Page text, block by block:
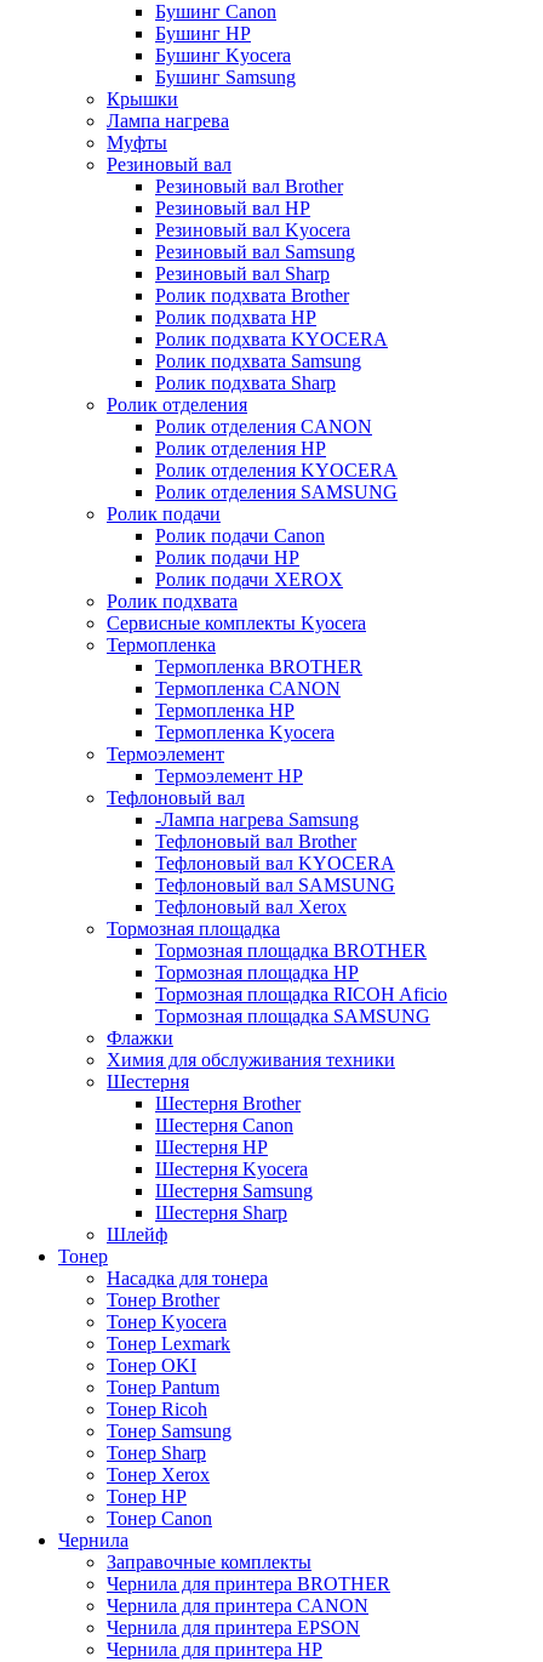
Бушинг Canon
Бушинг HP
Бушинг Kyocera
Бушинг Samsung
Крышки
Лампа нагрева
Муфты
Резиновый вал
Резиновый вал Brother
Резиновый вал HP
Резиновый вал Kyocera
Резиновый вал Samsung
Резиновый вал Sharp
Ролик подхвата Brother
Ролик подхвата HP
Ролик подхвата KYOCERA
Ролик подхвата Samsung
Ролик подхвата Sharp
Ролик отделения
Ролик отделения CANON
Ролик отделения HP
Ролик отделения KYOCERA
Ролик отделения SAMSUNG
Ролик подачи
Ролик подачи Canon
Ролик подачи HP
Ролик подачи XEROX
Ролик подхвата
Сервисные комплекты Kyocera
Термопленка
Термопленка BROTHER
Термопленка CANON
Термопленка HP
Термопленка Kyocera
Термоэлемент
Термоэлемент НР
Тефлоновый вал
-Лампа нагрева Samsung
Тефлоновый вал Brother
Тефлоновый вал KYOCERA
Тефлоновый вал SAMSUNG
Тефлоновый вал Xerox
Тормозная площадка
Тормозная площадка BROTHER
Тормозная площадка HP
Тормозная площадка RICOH Aficio
Тормозная площадка SAMSUNG
Флажки
Химия для обслуживания техники
Шестерня
Шестерня Brother
Шестерня Canon
Шестерня HP
Шестерня Kyocera
Шестерня Samsung
Шестерня Sharp
Шлейф
Тонер
Насадка для тонера
Тонер Brother
Тонер Kyocera
Тонер Lexmark
Тонер OKI
Тонер Pantum
Тонер Ricoh
Тонер Samsung
Тонер Sharp
Тонер Xerox
Тонер НР
Тонер Саnon
Чернила
Заправочные комплекты
Чернила для принтера BROTHER
Чернила для принтера CANON
Чернила для принтера EPSON
Чернила для принтера HP